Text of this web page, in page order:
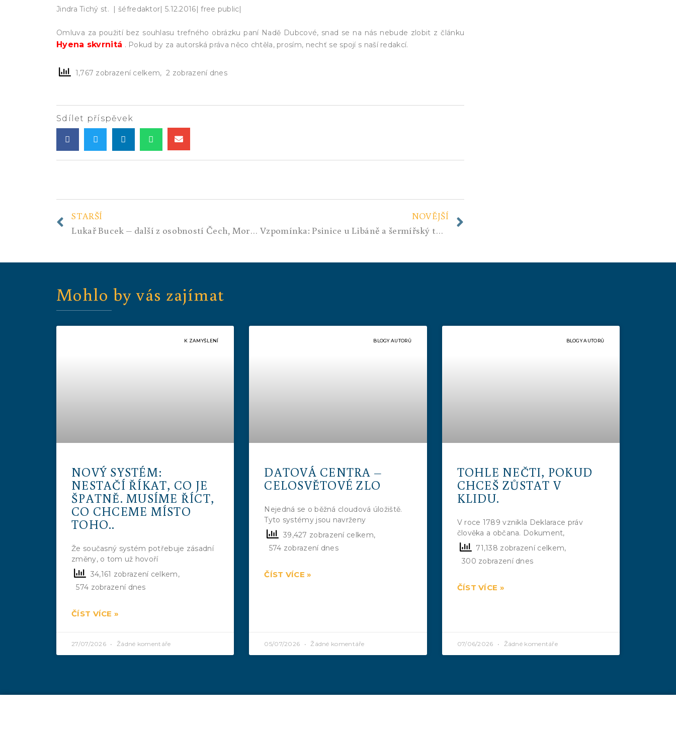
Jindra Tichý st. | šéfredaktor| 5.12.2016| free public|
Omluva za použití bez souhlasu trefného obrázku paní Nadě Dubcové, snad se na nás nebude zlobit z článku
Hyena skvrnitá . Pokud by za autorská práva něco chtěla, prosím, nechť se spojí s naší redakcí.
1,767 zobrazení celkem, 2 zobrazení dnes
Sdílet příspěvek
STARŠÍ
Lukař Bucek – další z osobností Čech, Moravy a Slezska. Vy tam nahoře, připravte si padáky
NOVĚJŠÍ
Vzpomínka: Psinice u Libáně a šermířský turnaj 2013, Jan Kocour Veselka se nevzdal !!!
Mohlo by vás zajímat
K ZAMYŠLENÍ
NOVÝ SYSTÉM:
NESTAČÍ ŘÍKAT, CO JE
ŠPATNĚ. MUSÍME ŘÍCT,
CO CHCEME MÍSTO
TOHO..
Že současný systém potřebuje zásadní
změny, o tom už hovoří
34,161 zobrazení celkem,
574 zobrazení dnes
ČÍST VÍCE »
27/07/2026 Žádné komentáře
BLOGY AUTORŮ
DATOVÁ CENTRA –
CELOSVĚTOVÉ ZLO
Nejedná se o běžná cloudová úložiště.
Tyto systémy jsou navrženy
39,427 zobrazení celkem,
574 zobrazení dnes
ČÍST VÍCE »
05/07/2026 Žádné komentáře
BLOGY AUTORŮ
TOHLE NEČTI, POKUD
CHCEŠ ZŮSTAT V
KLIDU.
V roce 1789 vznikla Deklarace práv
člověka a občana. Dokument,
71,138 zobrazení celkem,
300 zobrazení dnes
ČÍST VÍCE »
07/06/2026 Žádné komentáře